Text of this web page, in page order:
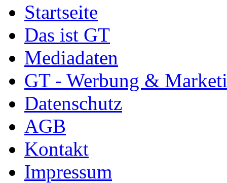
Startseite
Das ist GT
Mediadaten
GT - Werbung &
Datenschutz
AGB
Kontakt
Impressum